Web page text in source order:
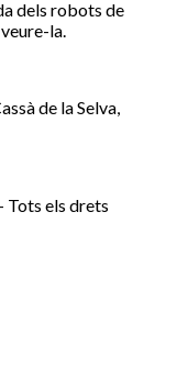
dels robots de
la.
de la Selva,
Tots els drets